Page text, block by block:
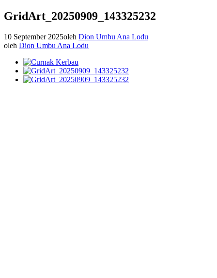
GridArt_20250909_143325232
10 September 2025oleh Dion Umbu Ana Lodu
oleh Dion Umbu Ana Lodu